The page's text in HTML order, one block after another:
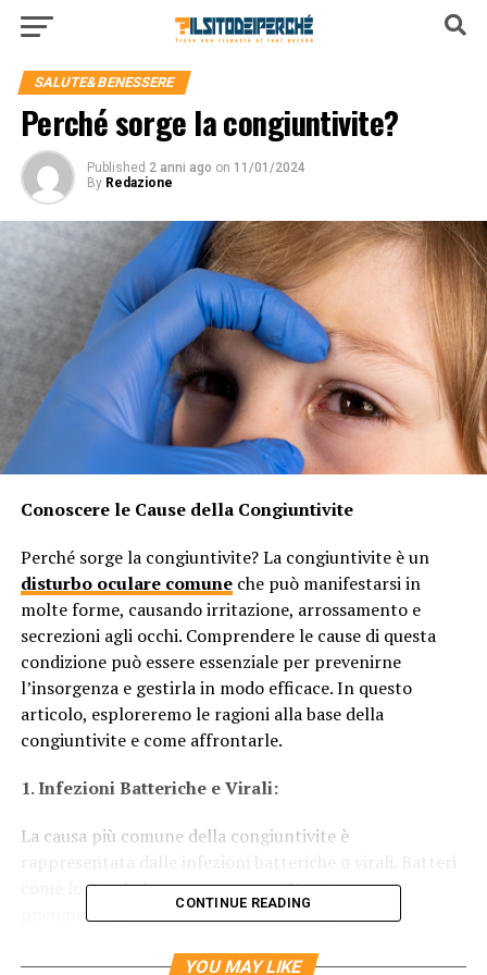
SALUTE&BENESSERE
Perché sorge la congiuntivite?
Published 2 anni ago on 11/01/2024
By Redazione
Conoscere le Cause della Congiuntivite
Perché sorge la congiuntivite? La congiuntivite è un
disturbo oculare comuneche può manifestarsi in
molte forme, causando irritazione, arrossamento e
secrezioni agli occhi. Comprendere le cause di questa
condizione può essere essenziale per prevenirne
l’insorgenza e gestirla in modo efficace. In questo
articolo, esploreremo le ragioni alla base della
congiuntivite e come affrontarle.
1. Infezioni Batteriche e Virali:
La causa più comune della congiuntivite è
rappresentata dalle infezioni batteriche o virali. Batteri
come lo Staphylococcus aureus e Streptococcus
pneumoniae, o virus come l’adenovirus, possono
la parte bianca dell’occhio. Queste infezioni possono
CONTINUE READING
YOU MAY LIKE